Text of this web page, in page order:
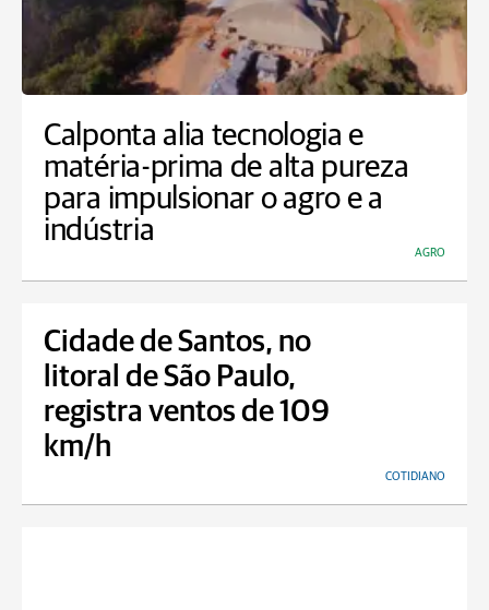
Calponta alia tecnologia e
matéria-prima de alta pureza
para impulsionar o agro e a
indústria
AGRO
Cidade de Santos, no
litoral de São Paulo,
registra ventos de 109
km/h
COTIDIANO